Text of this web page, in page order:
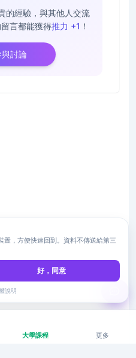
的經驗，與其他人交流
言都能獲得推力 +1 ！
討論
大學課程 更多
，方便快速回到。資料不傳送給第三
好，同意
說明